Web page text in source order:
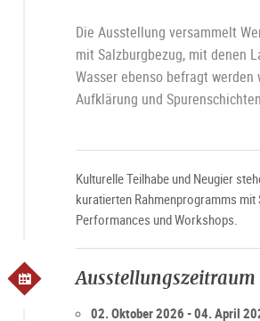
Die Ausstellung versammelt
mit Salzburgbezug, mit denen
Wasser ebenso befragt werden
Aufklärung und
Kulturelle Teilhabe und Neugier
kuratierten Rahmenprogramms mit
Performances und Workshops.
Ausstellungszeitraum
02. Oktober 2026 - 04. April